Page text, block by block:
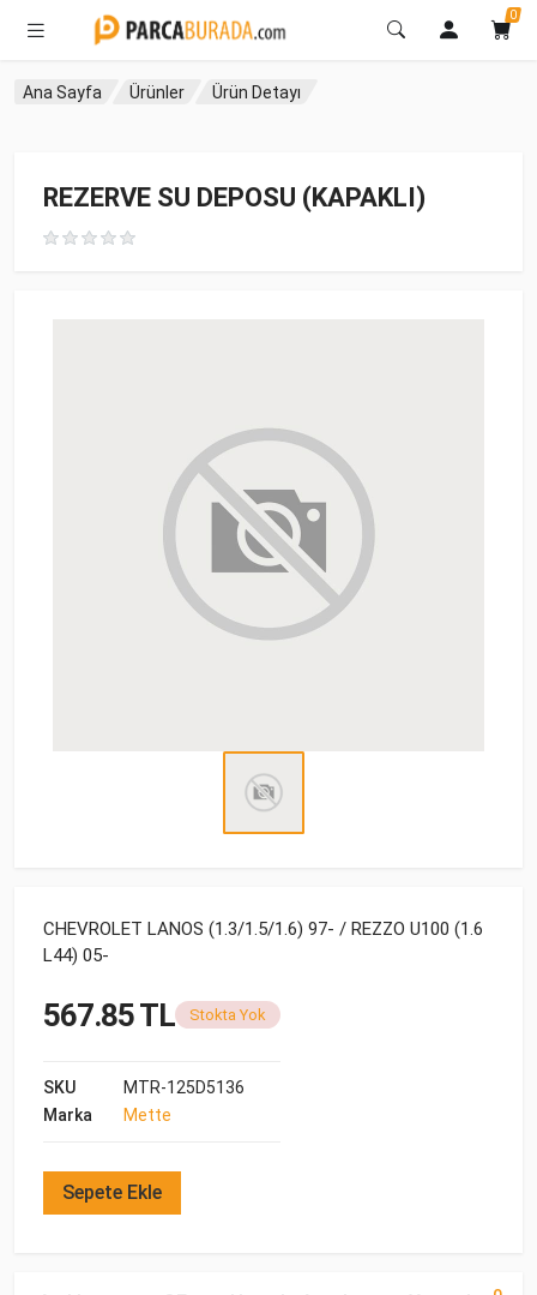
0
Ana Sayfa Ürünler Ürün Detayı
REZERVE SU DEPOSU (KAPAKLI)
CHEVROLET LANOS (1.3/1.5/1.6) 97- / REZZO U100 (1.6
L44) 05-
567.85 TL Stokta Yok
SKU
MTR-125D5136
Marka
Mette
Sepete Ekle